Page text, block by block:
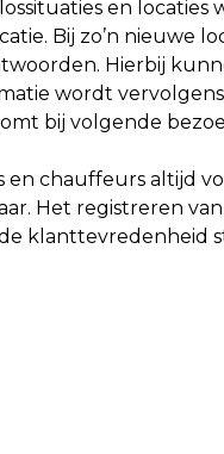
en
Bij zo’n nieuwe
Hierbij
wordt
bij volgende
chauffeurs altijd
Het registreren
klanttevredenheid